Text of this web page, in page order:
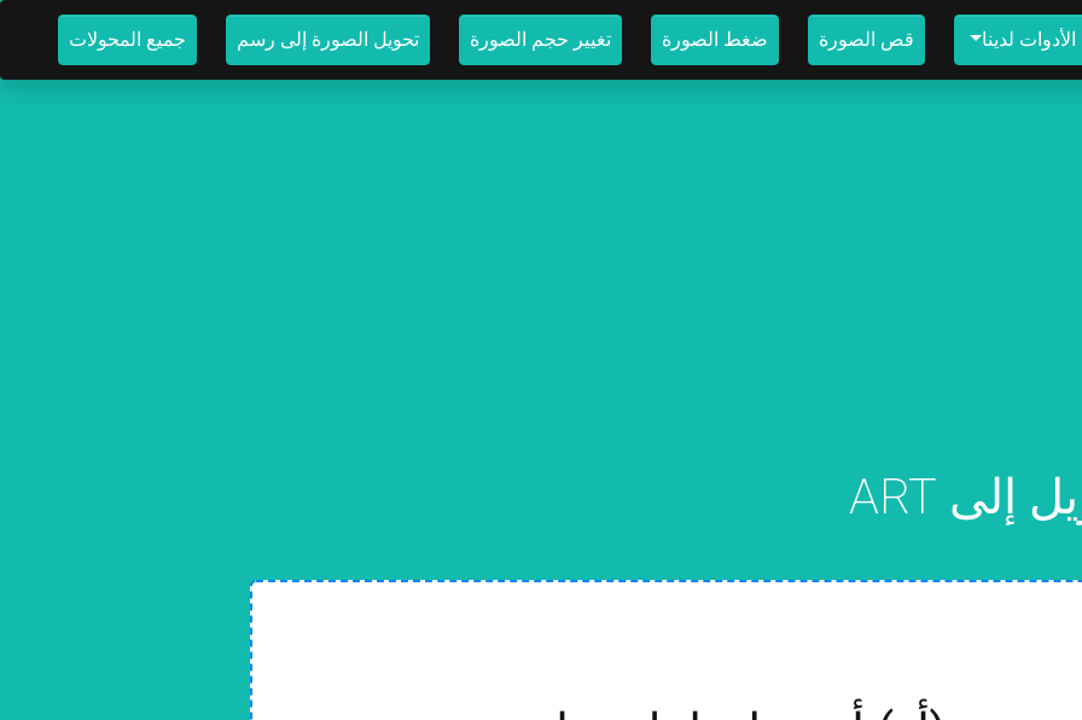
لدينا قص الصورة ضغط الصورة تغيير حجم الصورة تحويل الصورة إلى رسم جميع المحولات